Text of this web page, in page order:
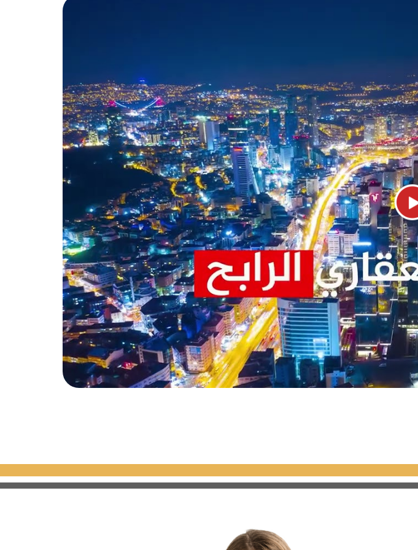
عبد الحميد الثاني حجر الأساس للمحطة قبل ذلك بعامين، ثم كونت
السلطان العثماني سليم الثالث، وذلك تقديراً لوفائه
يعد شارع بغداد أحد شوارع اسطنبول الشهيرة والذي يقصده السياح والسكان بقصد الترفيه والتسوّق، يصل امتداده إلى 14
بذلك إطلالات خلّابة، إلى جانب أماكن التمشية والترفيه
في اسطنبول لما يحويه من ماركات عالمية ووسائل راحة
تصطفّ فيه المحال التجارية، المقاهي والمطاعم
فيه عبر مناطيد مُلوّنة وحسب هذا فإن هذا الشارع معروف
اسطنبول.
والتي تُوّفر متعة التسوّق والترفيه على حدٍ سواء من
في بيع جميع المُستلزمات الشخصية واحتياجات المنزل
من 130 علامة تُجارية شهيرة، كما يضم 8 شاشات عرض سينمائية لأحدث التقنيات الحديثة، هذا بالإضافة إلى